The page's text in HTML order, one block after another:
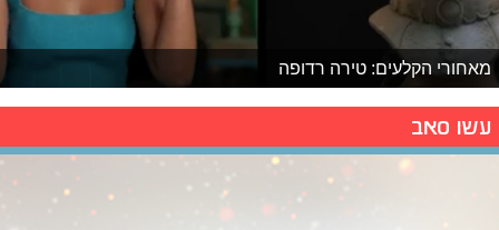
מאחורי הקלעים: טירה רדופה
עשו סאב